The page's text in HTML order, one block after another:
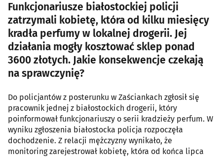
Funkcjonariusze białostockiej policji
zatrzymali kobietę, która od kilku miesięcy
kradła perfumy w lokalnej drogerii. Jej
działania mogły kosztować sklep ponad
3600 złotych. Jakie konsekwencje czekają
na sprawczynię?
Do policjantów z posterunku w Zaściankach zgłosił się
pracownik jednej z białostockich drogerii, który
poinformował funkcjonariuszy o serii kradzieży perfum. W
wyniku zgłoszenia białostocka policja rozpoczęła
dochodzenie. Z relacji mężczyzny wynikało, że
monitoring zarejestrował kobietę, która od końca lipca